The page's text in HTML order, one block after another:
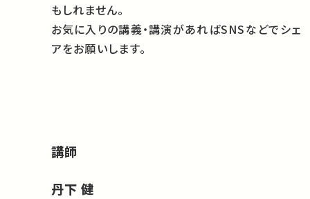
もしれません。
お気に入りの講義・講演があればSNSなどでシェ
アをお願いします。
講師
丹下 健